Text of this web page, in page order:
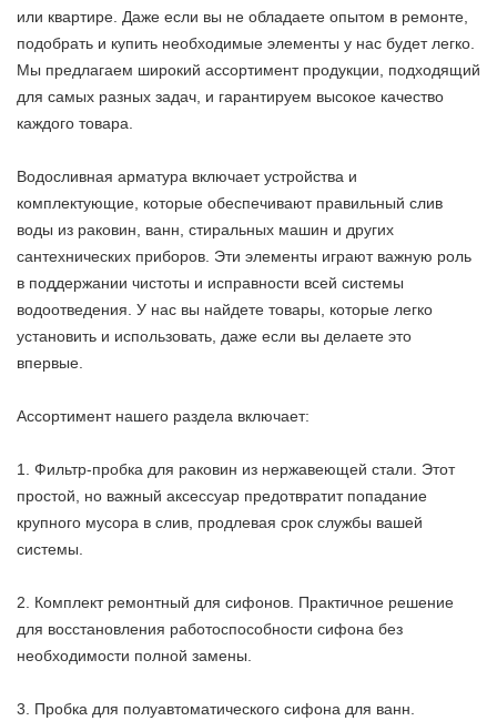
или квартире. Даже если вы не обладаете опытом в ремонте,
подобрать и купить необходимые элементы у нас будет легко.
Мы предлагаем широкий ассортимент продукции, подходящий
для самых разных задач, и гарантируем высокое качество
каждого товара.
Водосливная арматура включает устройства и
комплектующие, которые обеспечивают правильный слив
воды из раковин, ванн, стиральных машин и других
сантехнических приборов. Эти элементы играют важную роль
в поддержании чистоты и исправности всей системы
водоотведения. У нас вы найдете товары, которые легко
установить и использовать, даже если вы делаете это
впервые.
Ассортимент нашего раздела включает:
1. Фильтр-пробка для раковин из нержавеющей стали. Этот
простой, но важный аксессуар предотвратит попадание
крупного мусора в слив, продлевая срок службы вашей
системы.
2. Комплект ремонтный для сифонов. Практичное решение
для восстановления работоспособности сифона без
необходимости полной замены.
3. Пробка для полуавтоматического сифона для ванн.